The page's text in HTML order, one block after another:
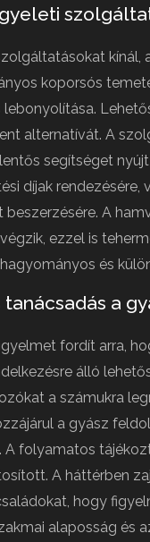
kínál,
koporsós
lebonyolítása.
alternatívát. A
segítséget
díjak
beszerzésére. A
ezzel is
és
tanácsadás a
fordít arra,
álló
a számukra
a gyász
A folyamatos
A háttérben
hogy
alaposság és